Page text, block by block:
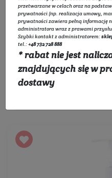
Rozwiń listę
przetwarzane w celach oraz na
prywatności (np. realizacja umowy,
prywatnościzawiera pełną informację
administratora wraz z prawami
Szybki kontakt z administratorem:
tel.:+48 732 728 888
* rabat nie jest
znajdujących się w
dostawy